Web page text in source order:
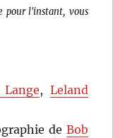
pour l'instant, vous
Lange, Leland
de Bob